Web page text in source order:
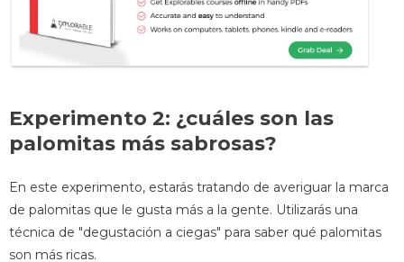
Experimento 2: ¿cuáles son las
palomitas más sabrosas?
En este experimento, estarás tratando de averiguar la marca
de palomitas que le gusta más a la gente. Utilizarás una
técnica de "degustación a ciegas" para saber qué palomitas
son más ricas.